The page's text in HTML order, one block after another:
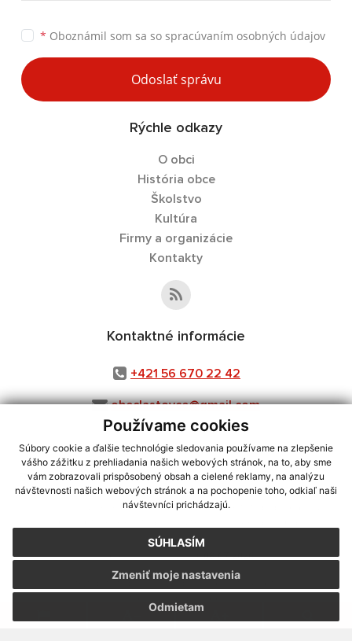
Používame cookies
Súbory cookie a ďalšie technológie sledovania používame na zlepšenie
vášho zážitku z prehliadania našich webových stránok, na to, aby sme
vám zobrazovali prispôsobený obsah a cielené reklamy, na analýzu
návštevnosti našich webových stránok a na pochopenie toho, odkiaľ naši
návštevníci prichádzajú.
SÚHLASÍM
Odmietam
Zmeniť moje nastavenia
* Oboznámil som sa so spracúvaním osobných údajov
Odoslať správu
Rýchle odkazy
O obci
História obce
Školstvo
Kultúra
Firmy a organizácie
Kontakty
Kontaktné informácie
+421 56 670 22 42
obeclastovce@gmail.com
využite možnosť získavania aktuálnych informácií s využitím RSS
CMS systém (redakčný) systém ECHELON 2,Mapa stránok,web portál
webex.digital, s.r.o.,domény,registrácia domény
Posledná aktualizácia:08.07.2026
Vytlačiť stránku|Vyhlásenie o prístupnosti